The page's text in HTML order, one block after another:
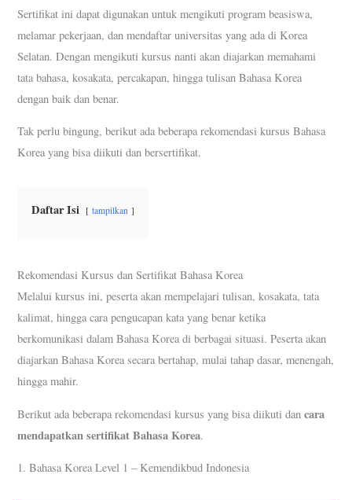
t
Sertifikat ini dapat digunakan untuk mengikuti program beasiswa,
melamar pekerjaan, dan mendaftar universitas yang ada di Korea
Selatan. Dengan mengikuti kursus nanti akan diajarkan memahami
tata bahasa, kosakata, percakapan, hingga tulisan Bahasa Korea
dengan baik dan benar.
Tak perlu bingung, berikut ada beberapa rekomendasi kursus Bahasa
Korea yang bisa diikuti dan bersertifikat.
Daftar Isi tampilkan
Rekomendasi Kursus dan Sertifikat Bahasa Korea
Melalui kursus ini, peserta akan mempelajari tulisan, kosakata, tata
kalimat, hingga cara pengucapan kata yang benar ketika
berkomunikasi dalam Bahasa Korea di berbagai situasi. Peserta akan
diajarkan Bahasa Korea secara bertahap, mulai tahap dasar, menengah,
hingga mahir.
Berikut ada beberapa rekomendasi kursus yang bisa diikuti dancara
mendapatkan sertifikat Bahasa Korea.
1. Bahasa Korea Level 1 – Kemendikbud Indonesia